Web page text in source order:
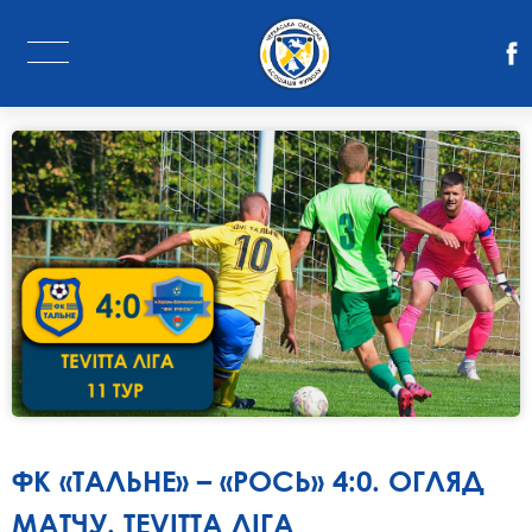
ФК «ТАЛЬНЕ» – «РОСЬ» 4:0. ОГЛЯД
МАТЧУ. TEVITTA ЛІГА